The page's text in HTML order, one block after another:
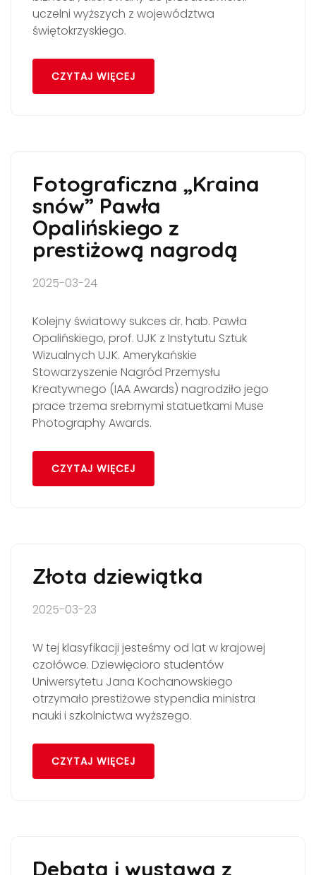
uczelni wyższych z województwa
świętokrzyskiego.
CZYTAJ WIĘCEJ
Fotograficzna „Kraina
snów” Pawła
Opalińskiego z
prestiżową nagrodą
2025-03-24
Kolejny światowy sukces dr. hab. Pawła
Opalińskiego, prof. UJK z Instytutu Sztuk
Wizualnych UJK. Amerykańskie
Stowarzyszenie Nagród Przemysłu
Kreatywnego (IAA Awards) nagrodziło jego
prace trzema srebrnymi statuetkami Muse
Photography Awards.
CZYTAJ WIĘCEJ
Złota dziewiątka
2025-03-23
W tej klasyfikacji jesteśmy od lat w krajowej
czołówce. Dziewięcioro studentów
Uniwersytetu Jana Kochanowskiego
otrzymało prestiżowe stypendia ministra
nauki i szkolnictwa wyższego.
CZYTAJ WIĘCEJ
Debata i wystawa z